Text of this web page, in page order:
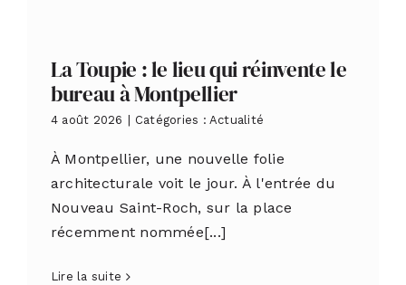
La Toupie : le lieu qui réinvente le
bureau à Montpellier
4 août 2026 Catégories : Actualité
À Montpellier, une nouvelle folie
architecturale voit le jour. À l'entrée du
Nouveau Saint-Roch, sur la place
récemment nommée[...]
Lire la suite